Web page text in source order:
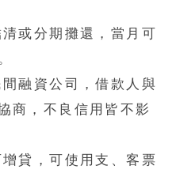
或分期攤還，當月可
融資公司，借款人與
商，不良信用皆不影
貸，可使用支、客票